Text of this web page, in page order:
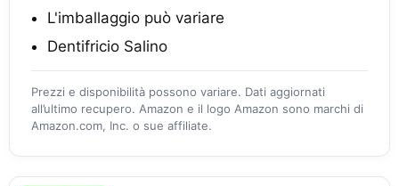
L'imballaggio può variare
Dentifricio Salino
Prezzi e disponibilità possono variare. Dati aggiornati
all’ultimo recupero. Amazon e il logo Amazon sono marchi di
Amazon.com, Inc. o sue affiliate.